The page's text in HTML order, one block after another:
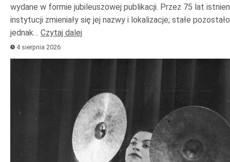
wydane w formie jubileuszowej publikacji. Przez 75 lat
instytucji zmieniały się jej nazwy i lokalizacje; stałe pozostało
jednak… Czytaj dalej
4 sierpnia 2026